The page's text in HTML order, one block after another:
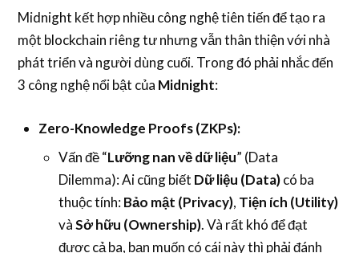
Midnight kết hợp nhiều công nghệ tiên tiến để tạo ra
một blockchain riêng tư nhưng vẫn thân thiện với nhà
phát triển và người dùng cuối. Trong đó phải nhắc đến
3 công nghệ nổi bật của Midnight:
Zero-Knowledge Proofs (ZKPs):
Vấn đề “Lưỡng nan về dữ liệu” (Data
Dilemma): Ai cũng biết Dữ liệu (Data)có ba
thuộc tính:Bảo mật (Privacy), Tiện ích (Utility)
vàSở hữu (Ownership). Và rất khó để đạt
được cả ba, bạn muốn có cái này thì phải đánh